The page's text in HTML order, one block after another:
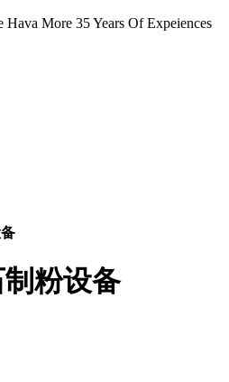
Hava More 35 Years Of Expeiences
粉设备